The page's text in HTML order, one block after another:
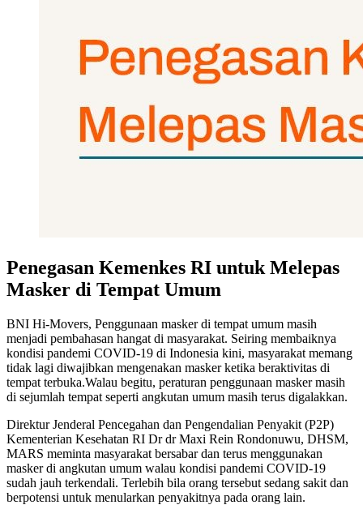
Penegasan Kemenkes RI untuk Melepas
Masker di Tempat Umum
BNI Hi-Movers, Penggunaan masker di tempat umum masih
menjadi pembahasan hangat di masyarakat. Seiring membaiknya
kondisi pandemi COVID-19 di Indonesia kini, masyarakat memang
tidak lagi diwajibkan mengenakan masker ketika beraktivitas di
tempat terbuka.Walau begitu, peraturan penggunaan masker masih
di sejumlah tempat seperti angkutan umum masih terus digalakkan.
Direktur Jenderal Pencegahan dan Pengendalian Penyakit (P2P)
Kementerian Kesehatan RI Dr dr Maxi Rein Rondonuwu, DHSM,
MARS meminta masyarakat bersabar dan terus menggunakan
masker di angkutan umum walau kondisi pandemi COVID-19
sudah jauh terkendali. Terlebih bila orang tersebut sedang sakit dan
berpotensi untuk menularkan penyakitnya pada orang lain.